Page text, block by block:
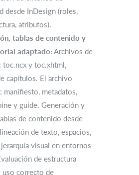
desde InDesign (roles,
atributos).
tablas de contenido y
adaptado: Archivos de
toc.ncx y toc.xhtml,
capítulos. El archivo
manifiesto, metadatos,
y guide. Generación y
de contenido desde
de texto, espacios,
visual en entornos
de estructura
uso correcto de